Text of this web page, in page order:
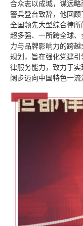
合众志以成城，谋远
警兵登台致辞，他回
全国领先大型综合律
超多强、一所跨全球
力与品牌影响力的跨
规划，旨在强化党建
律服务能力，致力于实
阔步迈向中国特色一流